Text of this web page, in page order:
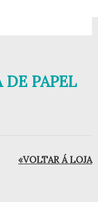
DE PAPEL
«VOLTAR Á LOJA